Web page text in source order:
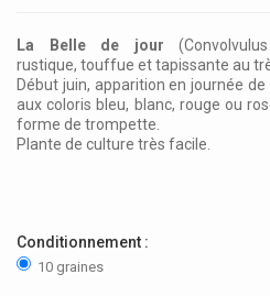
La Belle de jour
rustique, touffue et tapissante au
Début juin, apparition en journée
aux coloris bleu, blanc, rouge ou
forme de trompette.
Plante de culture très facile.
Conditionnement :
10 graines